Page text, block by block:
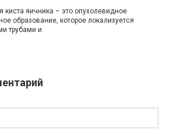
киста яичника – это опухолевидное
образование, которое локализуется
трубами и